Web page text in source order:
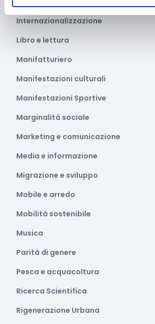
Internazionalizzazione
Libro e lettura
Manifatturiero
Manifestazioni culturali
Manifestazioni Sportive
Marginalità sociale
Marketing e comunicazione
Media e informazione
Migrazione e sviluppo
Mobile e arredo
Mobilità sostenibile
Musica
Parità di genere
Pesca e acquacoltura
Ricerca Scientifica
Rigenerazione Urbana